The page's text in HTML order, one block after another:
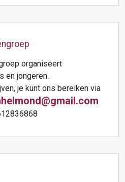
organiseert
en jongeren.
je kunt ons bereiken via